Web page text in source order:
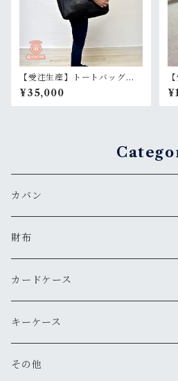
【受注生産】トートバッグ
本革 たつのレザー
¥35,000
カバン
サコッシュ
お財布ポーチ
トートバッグ
ショルダーバッグ
財布
コインケース
ミニ財布
長財布
カードケース
名刺入れ
キーケース
その他